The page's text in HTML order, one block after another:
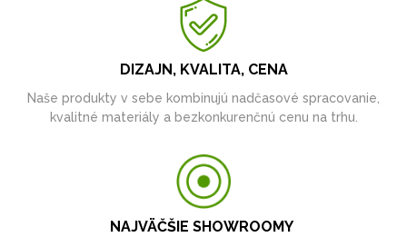
DIZAJN, KVALITA, CENA
Naše produkty v sebe kombinujú nadčasové spracovanie,
kvalitné materiály a bezkonkurenčnú cenu na trhu.
NAJVÄČŠIE SHOWROOMY